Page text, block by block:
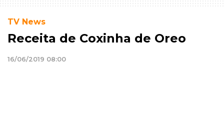
TV News
Receita de Coxinha de Oreo
16/06/2019 08:00